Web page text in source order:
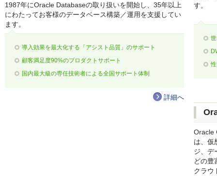
1987年にOracle Databaseの取り扱いを開始し、35年以上
にわたってお客様のデータベース構築／運用を支援してい
ます。
導入効果を最大化する「アシスト品質」のサポート
顧客満足度90%のプロダクトサポート
国内最大級の専任技術者による全国サポート体制
詳細へ
す。
Oracle
は、仮
ジ、デ
どの豊
クラウ